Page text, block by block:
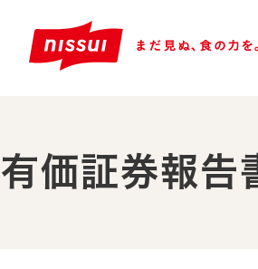
有価証券報告